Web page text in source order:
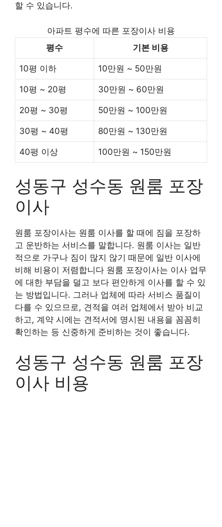
할 수 있습니다.
아파트 평수에 따른 포장이사 비용
평수
기본 비용
10평 이하 10만원 ~ 50만원
10평 ~ 20평 30만원 ~ 60만원
20평 ~ 30평 50만원 ~ 100만원
30평 ~ 40평 80만원 ~ 130만원
40평 이상 100만원 ~ 150만원
성동구 성수동 원룸 포장
이사
원룸 포장이사는 원룸 이사를 할 때에 짐을 포장하
고 운반하는 서비스를 말합니다. 원룸 이사는 일반
적으로 가구나 짐이 많지 않기 때문에 일반 이사에
비해 비용이 저렴합니다 원룸 포장이사는 이사 업무
에 대한 부담을 덜고 보다 편안하게 이사를 할 수 있
는 방법입니다. 그러나 업체에 따라 서비스 품질이
다를 수 있으므로, 견적을 여러 업체에서 받아 비교
하고, 계약 시에는 견적서에 명시된 내용을 꼼꼼히
확인하는 등 신중하게 준비하는 것이 좋습니다.
성동구 성수동 원룸 포장
이사 비용